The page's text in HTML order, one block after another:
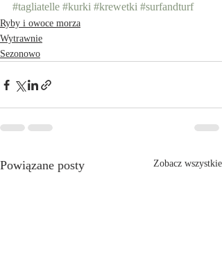
#tagliatelle #kurki #krewetki #surfandturf
Ryby i owoce morza
Wytrawnie
Sezonowo
Powiązane posty Zobacz wszystkie